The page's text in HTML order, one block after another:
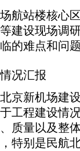
站楼核心
建设现场调
的难点和问
况汇报
新机场建
工程建设情
质量以及整
特别是民航